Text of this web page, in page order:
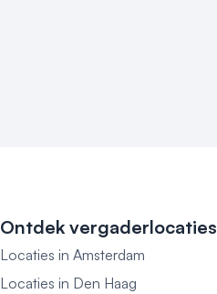
Ontdek vergaderlocaties
Locaties in Amsterdam
Locaties in Den Haag